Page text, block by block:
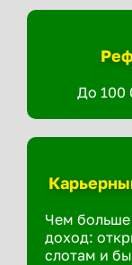
До 100
Чем
доход:
слотам и